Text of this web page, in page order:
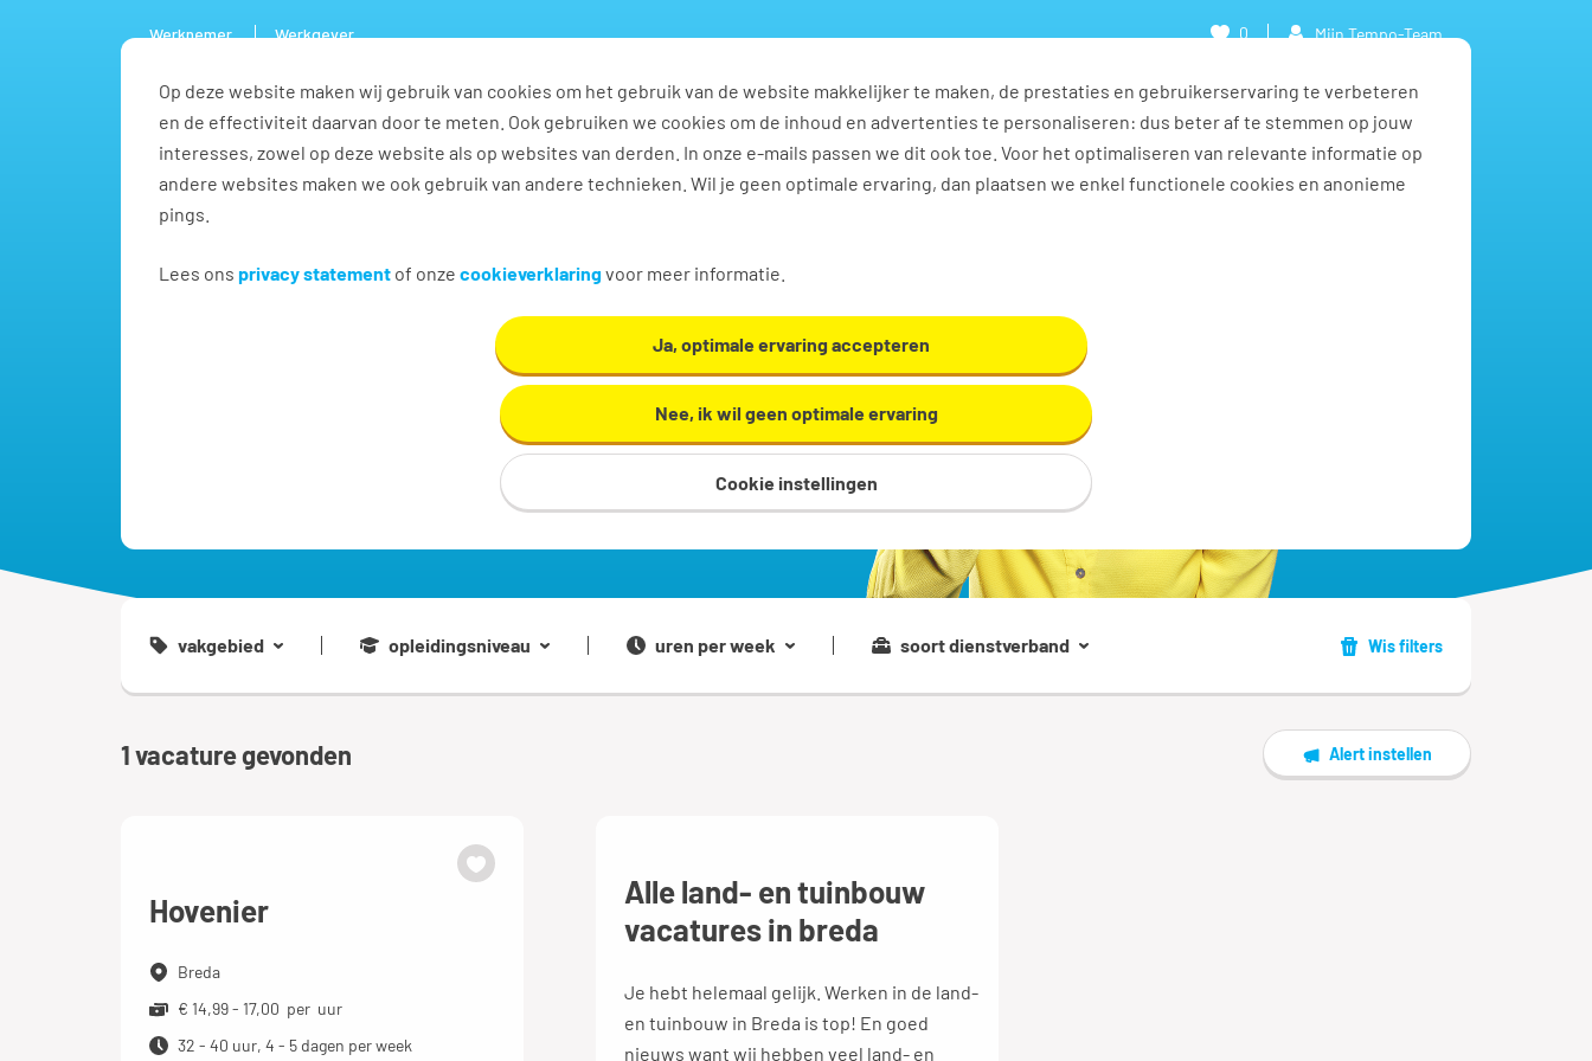
Op deze website maken wij gebruik van cookies om het gebruik van de website makkelijker te maken, de prestaties en gebruikerservaring te verbeteren
en de effectiviteit daarvan door te meten. Ook gebruiken we cookies om de inhoud en advertenties te personaliseren: dus beter af te stemmen op jouw
interesses, zowel op deze website als op websites van derden. In onze e-mails passen we dit ook toe. Voor het optimaliseren van relevante informatie op
andere websites maken we ook gebruik van andere technieken. Wil je geen optimale ervaring, dan plaatsen we enkel functionele cookies en anonieme
pings.
Lees ons privacy statement of onze cookieverklaringvoor meer informatie.
Ja, optimale ervaring accepteren
Nee, ik wil geen optimale ervaring
Cookie instellingen
Werknemer Werkgever
Vacatures Ontwikkel jezelf Werkplezier Contact
0 Mijn Tempo-Team
Land- en tuinbouw vacatures in Breda
Vind hier dé perfecte vacature voor Land- en tuinbouw. Oh en... we helpen je graag een handje in
vakgebied opleidingsniveau uren per week soort dienstverband Wis filters
1vacature gevonden Alert instellen
Hovenier
Breda
€ 14,99 - 17,00 per uur
32 - 40 uur, 4 - 5 dagen per week
Alle land- en tuinbouw
vacatures in breda
Je hebt helemaal gelijk. Werken in de land-
en tuinbouw in Breda is top! En goed
nieuws want wij hebben veel land- en